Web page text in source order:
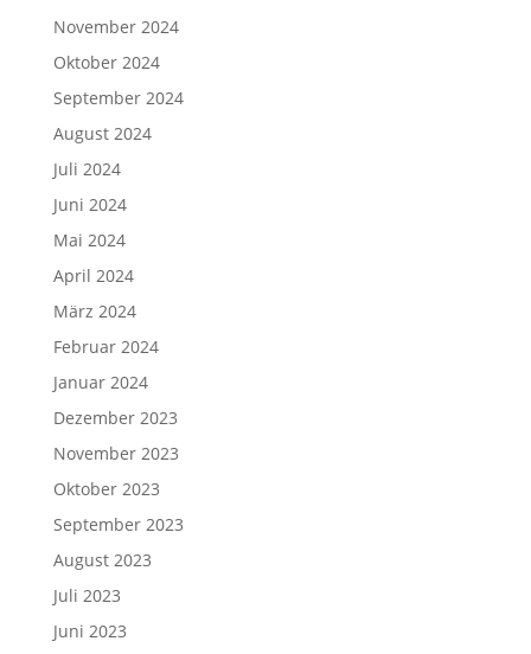
November 2024
Oktober 2024
September 2024
August 2024
Juli 2024
Juni 2024
Mai 2024
April 2024
März 2024
Februar 2024
Januar 2024
Dezember 2023
November 2023
Oktober 2023
September 2023
August 2023
Juli 2023
Juni 2023